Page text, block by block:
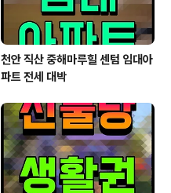
천안 직산 중해마루힐 센텀 임대아
파트 전세 대박